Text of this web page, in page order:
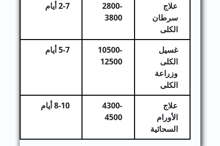
علاج
سرطان
الكلى
2800-
3800
2-7 أيام
غسيل
الكلى
وزراعة
الكلى
10500-
12500
5-7 أيام
علاج
الأورام
السحائية
4300-
4500
8-10 أيام